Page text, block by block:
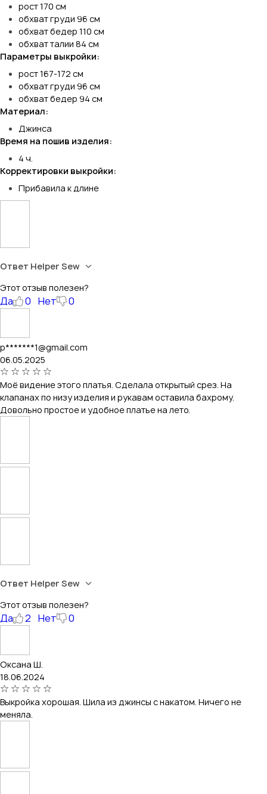
рост 170 см
обхват груди 96 см
обхват бедер 110 см
обхват талии 84 см
Параметры выкройки:
рост 167-172 см
обхват груди 96 см
обхват бедер 94 см
Материал:
Джинса
Время на пошив изделия:
4 ч.
Корректировки выкройки:
Прибавила к длине
Ответ Helper Sew
Этот отзыв полезен?
Да 0 Нет 0
p*******1@gmail.com
06.05.2025
Моё видение этого платья. Сделала открытый срез. На
клапанах по низу изделия и рукавам оставила бахрому.
Довольно простое и удобное платье на лето.
Ответ Helper Sew
Этот отзыв полезен?
Да 2 Нет 0
Оксана Ш.
18.06.2024
Выкройка хорошая. Шила из джинсы с накатом. Ничего не
меняла.